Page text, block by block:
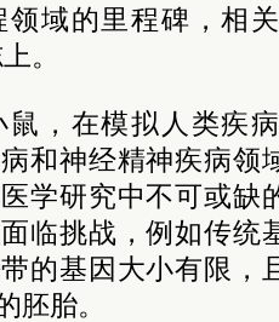
域的里程碑，相
。
，在模拟人类疾
和神经精神疾病领
学研究中不可或缺
临挑战，例如传统
的基因大小有限，
胚胎。